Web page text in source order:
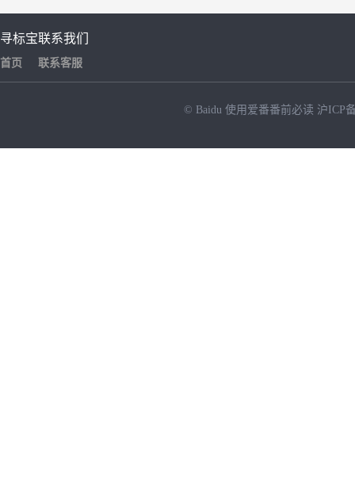
寻标宝
首页
联系我们
联系客服
© Baidu 使用爱番番前必读 沪ICP